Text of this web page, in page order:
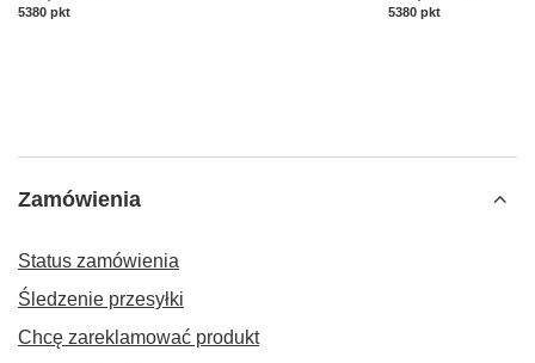
5380 pkt
5380 pkt
Zamówienia
Status zamówienia
Śledzenie przesyłki
Chcę zareklamować produkt